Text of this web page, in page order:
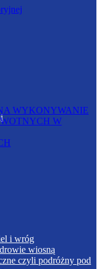
i wróg
wiosną
czyli podróżny pod
WYKONYWANIE
W